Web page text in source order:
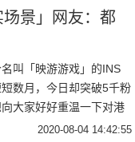
景」网友：都
叫「映游游戏」的INS
数月，今日却突破5千粉
大家好好重温一下对港
式有趣吸引到不少人关
2020-08-04 14:42:55